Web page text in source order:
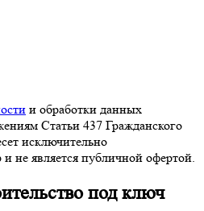
и обработки данных
Статьи 437 Гражданского
исключительно
не является публичной офертой.
под ключ